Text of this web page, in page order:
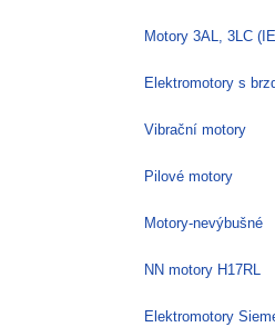
Motory 3AL, 3LC
Elektromotory s
Vibrační motory
Pilové motory
Motory-nevýbušné
NN motory H17RL
Elektromotory